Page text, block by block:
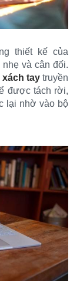
thiết kế của
và cân đối.
xách tay truyền
được tách rời,
lại nhờ vào bộ